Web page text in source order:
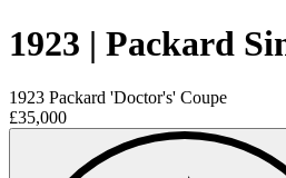
1923 | Packard
1923 Packard 'Doctor's' Coupe
£35,000